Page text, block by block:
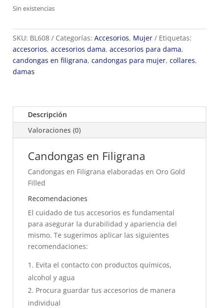
Sin existencias
SKU: BL608 Categorías: Accesorios, Mujer
Etiquetas:
accesorios, accesorios dama, accesorios para dama,
candongas en filigrana, candongas para mujer, collares,
damas
Descripción
Valoraciones (0)
Candongas en Filigrana
Candongas en Filigrana elaboradas en Oro Gold
Filled
Recomendaciones
El cuidado de tus accesorios es fundamental
para asegurar la durabilidad y apariencia del
mismo. Te sugerimos aplicar las siguientes
recomendaciones:
Evita el contacto con productos químicos,
alcohol y agua
Procura guardar tus accesorios de manera
individual